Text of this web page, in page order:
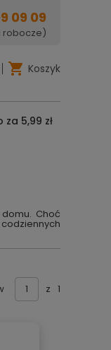
09 09
robocze)
Koszyk
za 5,99 zł
Choć
z 1